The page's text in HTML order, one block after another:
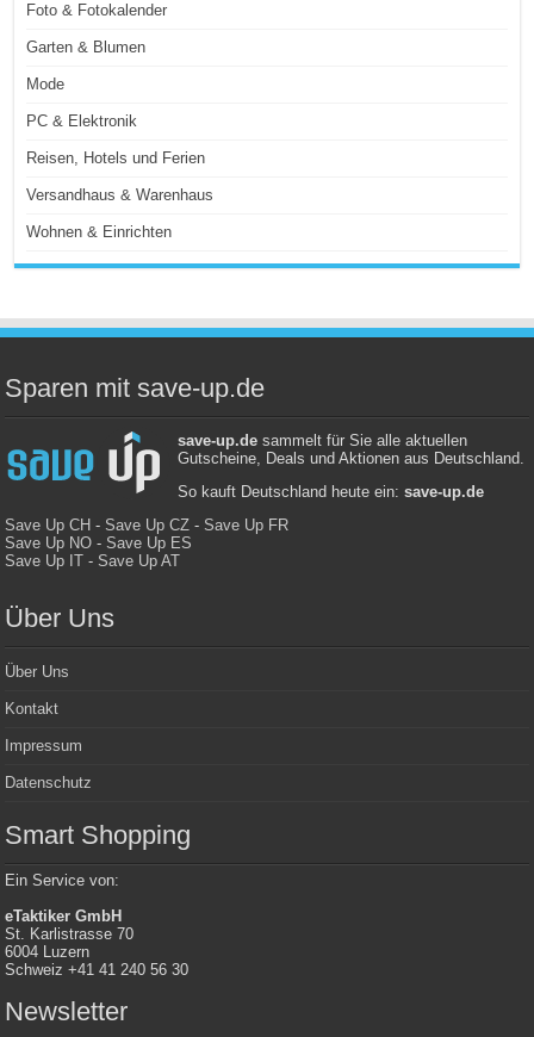
Foto & Fotokalender
Garten & Blumen
Mode
PC & Elektronik
Reisen, Hotels und Ferien
Versandhaus & Warenhaus
Wohnen & Einrichten
Sparen mit save-up.de
save-up.desammelt für Sie alle aktuellen
Gutscheine, Deals und Aktionen aus Deutschland.
So kauft Deutschland heute ein: save-up.de
Save Up CH -Save Up CZ -Save Up FR
Save Up NO -Save Up ES
Save Up IT -Save Up AT
Über Uns
Über Uns
Kontakt
Impressum
Datenschutz
Smart Shopping
Ein Service von:
eTaktiker GmbH
St. Karlistrasse 70
6004 Luzern
Schweiz +41 41 240 56 30
Newsletter